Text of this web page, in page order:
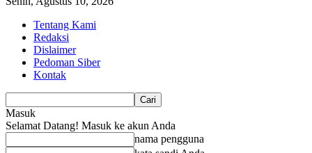
Tentang Kami
Redaksi
Dislaimer
Pedoman Siber
Kontak
Masuk
Selamat Datang! Masuk ke akun Anda
nama pengguna